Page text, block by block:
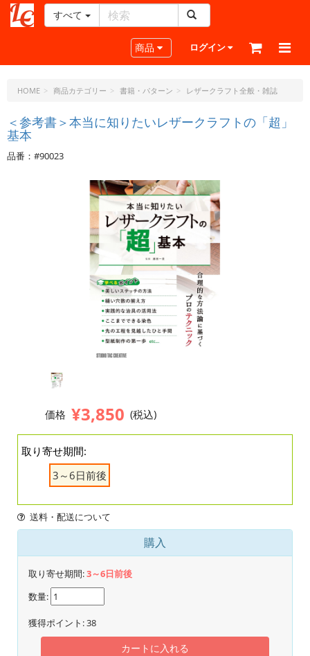
ー
ラ
ト・
ド
ッ
ト・
すべて
Toggle navigation
商品 ログイン
HOME 商品カテゴリー 書籍・パターン レザークラフト全般・雑誌
＜参考書＞本当に知りたいレザークラフトの「超」
基本
品番：#90023
価格 ¥3,850 (税込)
取り寄せ期間:
3～6日前後
送料・配送について
購入
取り寄せ期間:3～6日前後
数量:
獲得ポイント:38
カートに入れる